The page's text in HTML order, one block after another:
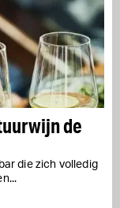
de
die zich volledig